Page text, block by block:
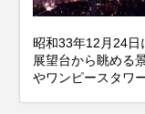
昭和33年12月24日
展望台から眺める
やワンピースタワ